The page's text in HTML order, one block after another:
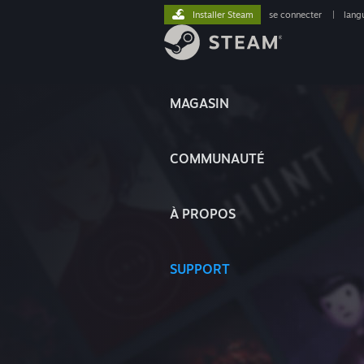
MAGASIN
COMMUNAUTÉ
À PROPOS
SUPPORT
Installer Steam se connecter